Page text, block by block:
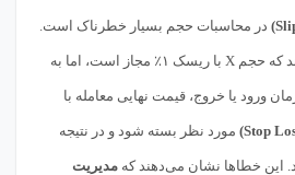
در محاسبات حجم بسیار خطرناک است.
ربات ممکن است محاسبه کند که حجم X با ریسک ۱٪ مجاز است، اما به
ورود یا خروج، قیمت نهایی معامله با
مورد نظر بسته شود و در نتیجه
مدیریت